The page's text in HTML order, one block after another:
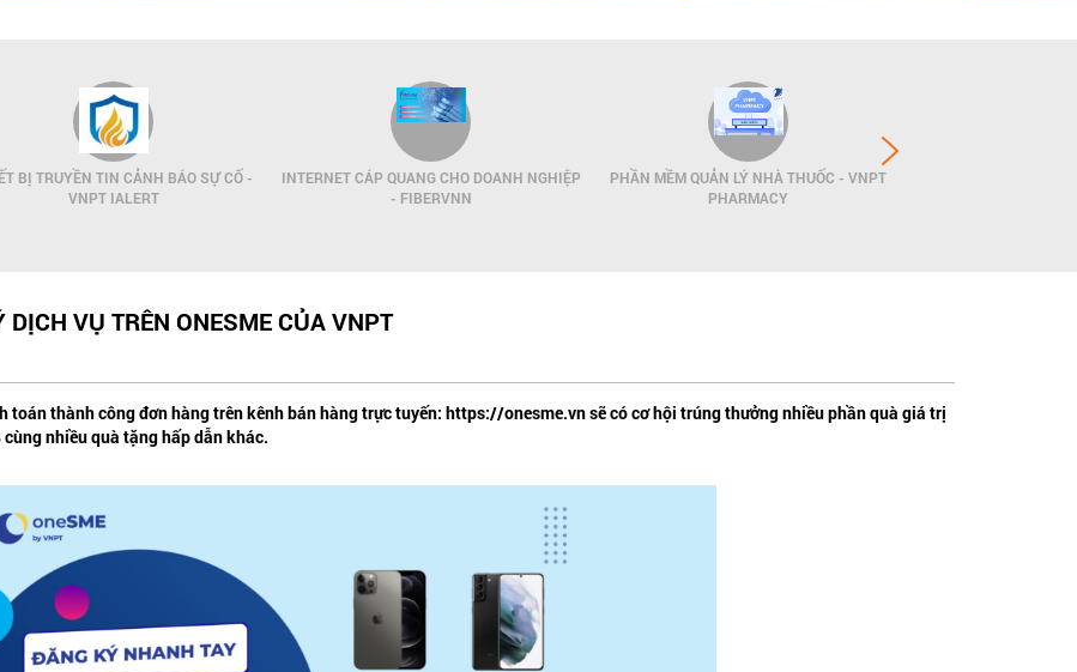
BỊ TRUYỀN TIN CẢNH BÁO SỰ CỐ -
VNPT IALERT
INTERNET CÁP QUANG CHO DOANH NGHIỆP
- FIBERVNN
PHẦN MỀM QUẢN LÝ NHÀ THUỐC - VNPT
PHARMACY
VỤ TRÊN ONESME CỦA VNPT
thành công đơn hàng trên kênh bán hàng trực tuyến: https://onesme.vn sẽ có cơ hội trúng thưởng nhiều phần quà giá trị
nhiều quà tặng hấp dẫn khác.